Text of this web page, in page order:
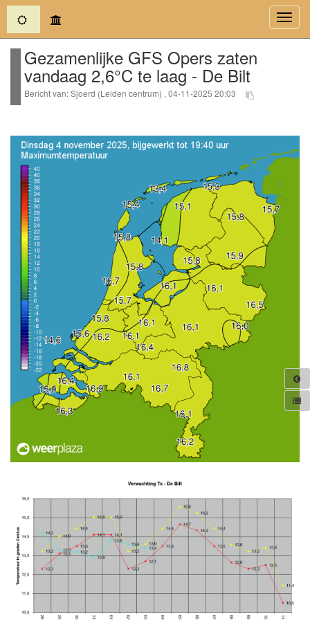
(current)
Gezamenlijke GFS Opers zaten
vandaag 2,6°C te laag - De Bilt
Bericht van: Sjoerd (Leiden centrum) , 04-11-2025 20:03